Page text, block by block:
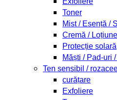
Toner
Mist / Esență /
Cremă / Loțiune
Protecție solară
Măști / Pad-uri
Ten sensibil /
curățare
Exfoliere